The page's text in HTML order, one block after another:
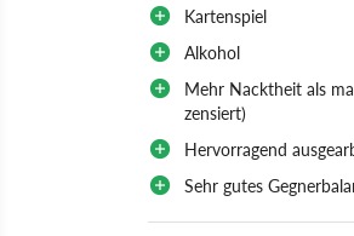
Kartenspiel
Alkohol
Mehr Nacktheit als
zensiert)
Hervorragend
Sehr gutes